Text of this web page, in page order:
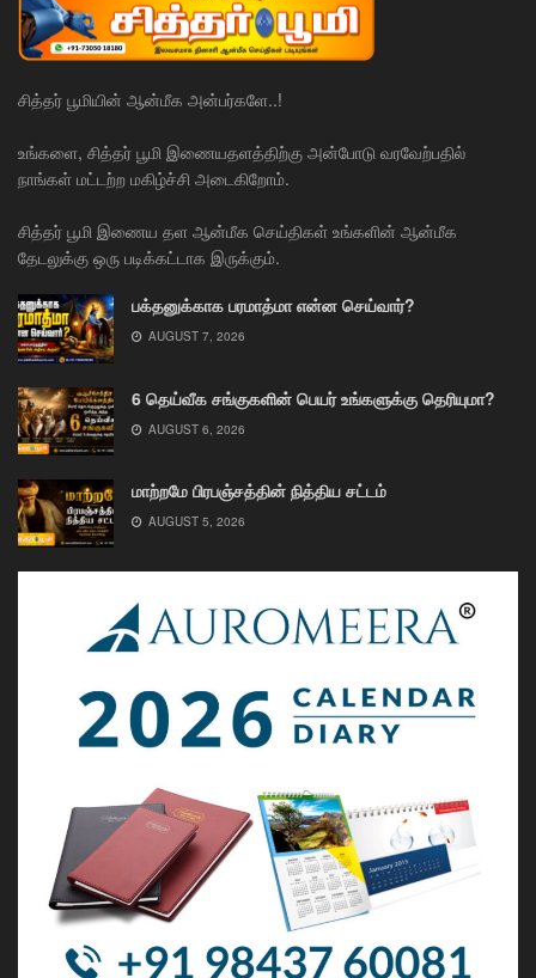
சித்தர் பூமியின் ஆன்மீக அன்பர்களே..!
உங்களை, சித்தர் பூமி இணையதளத்திற்கு அன்போடு வரவேற்பதில்
நாங்கள் மட்டற்ற மகிழ்ச்சி அடைகிறோம்.
சித்தர் பூமி இணைய தள ஆன்மீக செய்திகள் உங்களின் ஆன்மீக
தேடலுக்கு ஒரு படிக்கட்டாக இருக்கும்.
பக்தனுக்காக பரமாத்மா என்ன செய்வார்?
AUGUST 7, 2026
6 தெய்வீக சங்குகளின் பெயர் உங்களுக்கு தெரியுமா?
AUGUST 6, 2026
மாற்றமே பிரபஞ்சத்தின் நித்திய சட்டம்
AUGUST 5, 2026